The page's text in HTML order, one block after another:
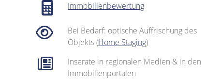
Immobilienbewertung
Bei Bedarf: optische Auffrischung des
Objekts (Home Staging)
Inserate in regionalen Medien & in den
Immobilienportalen